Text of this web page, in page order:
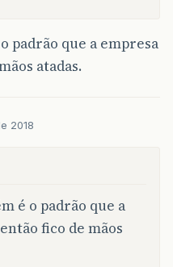
padrão que a empresa
atadas.
2018
é o padrão que a
fico de mãos